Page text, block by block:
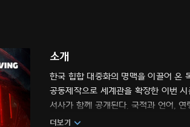
소개
한국 힙합 대중화의 명맥을 이끌어 온
공동제작으로 세계관을 확장한 이번
서사가 함께 공개된다. 국적과 언어,
더욱 확장된 규모와 막강한 라인업으
더보기